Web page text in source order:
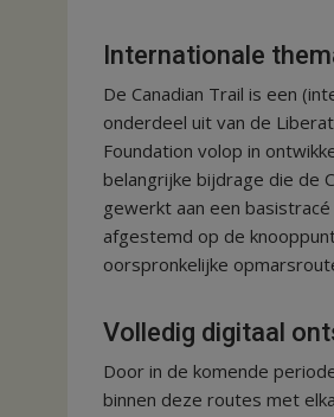
Internationale
De Canadian Trail is een
onderdeel uit van de
Foundation volop in
belangrijke bijdrage die de
gewerkt aan een
afgestemd op de
oorspronkelijke
Volledig digitaal
Door in de komende
binnen deze routes met